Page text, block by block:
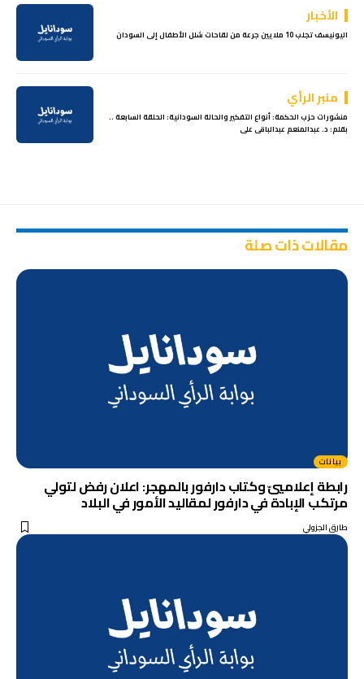
الأخبار
اليونيسف تجلب 10 ملايين جرعة من لقاحات شلل الأطفال إلى السودان
منبر الرأي
منشورات حزب الحكمة: أنواع التفكير والحالة السودانية: الحلقة السابعة ..
بقلم: د. عبدالمنعم عبدالباقى على
مقالات ذات صلة
بيانات
رابطة إعلامييّ وكتاب دارفور بالمهجر: اعلان رفض لتولي
مرتكب الإبادة في دارفور لمقاليد الأمور في البلاد
طارق الجزولي